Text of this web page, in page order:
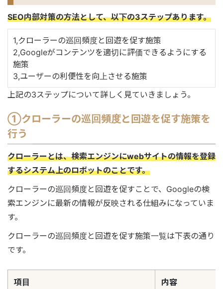
SEO内部対策の方法として、以下の3ステップあります。
1,クローラーの巡回頻度と回遊を促す施策
2,Googleがコンテンツを適切に評価できるようにする
施策
3,ユーザーの利便性を向上させる施策
上記の3ステップについて詳しく見ていきましょう。
①クローラーの巡回頻度と回遊を促す施策を
行う
クローラーとは、検索エンジンにwebサイトの情報を登録
するシステム上のロボットのことです。
クローラーの巡回頻度と回遊を促すことで、Googleの検
索エンジンに最新の情報が反映される仕組みになっていま
す。
クローラーの巡回頻度と回遊を促す施策一覧は下表の通り
です。
項目 内容